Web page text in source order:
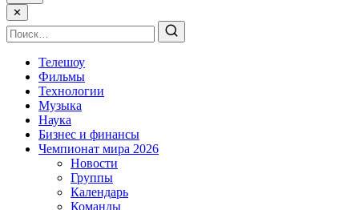
✕
Телешоу
Фильмы
Технологии
Музыка
Наука
Бизнес и финансы
Чемпионат мира 2026
Новости
Группы
Календарь
Команды